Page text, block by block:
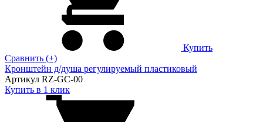
Купить
Сравнить (+)
Кронштейн д/душа регулируемый пластиковый
Артикул RZ-GC-00
Купить в 1 клик